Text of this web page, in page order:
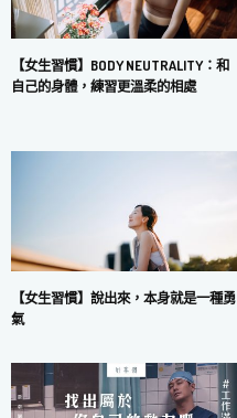
【女生習慣】BODY NEUTRALITY：和
自己的身體，練習更溫柔的相處
【女生習慣】說出來，本身就是一種勇
氣